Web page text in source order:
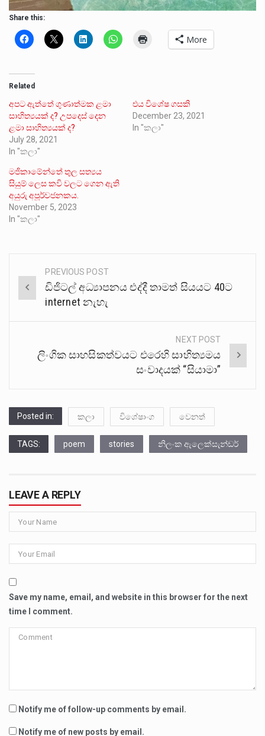
Share this:
More
Related
අපට ඇත්තේ ගුණාත්මක ළමා
සාහිත්‍යයක් ද? උපදෙස් දෙන
ළමා සාහිත්‍යයක් ද?
July 28, 2021
In "කලා"
එය විශේෂ ගසකි
December 23, 2021
In "කලා"
මජිකාමේන්තේ තුල සත්‍යය
සියුම් ලෙස කවි වලට ගෙන ඇති
අයුරු අපූර්වජනකය.
November 5, 2023
In "කලා"
Post
navigation
PREVIOUS POST
ඩිජිටල් අධ්‍යාපනය එද්දී තාමත් සියයට 40ට
internet නැහැ
NEXT POST
ලිංගික සාහසිකත්වයට එරෙහි සාහිත්‍යමය
සංවාදයක් “සියාමා”
Posted in: කලා විශේෂාංග වෙනත්
TAGS: poem stories නිලංක ඇලෙක්සැන්ඩර්
LEAVE A REPLY
Save my name, email, and website in this browser for the next
time I comment.
Notify me of follow-up comments by email.
Notify me of new posts by email.